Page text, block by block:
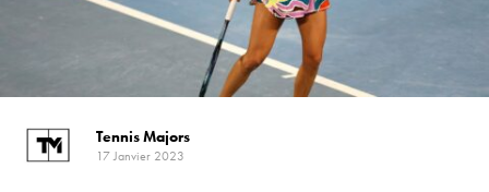
Tennis Majors
17 Janvier 2023